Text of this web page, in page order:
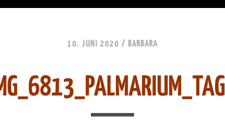
10. JUNI 2020 / BARBARA